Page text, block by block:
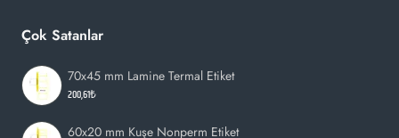
Çok Satanlar
70x45 mm Lamine Termal Etiket
200,61₺
60x20 mm Kuşe Nonperm Etiket